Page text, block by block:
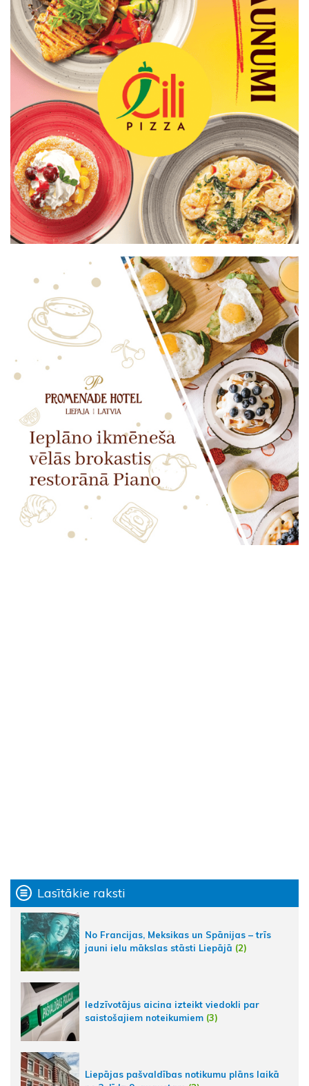
Lasītākie raksti
No Francijas, Meksikas un Spānijas – trīs
jauni ielu mākslas stāsti Liepājā (2)
Iedzīvotājus aicina izteikt viedokli par
saistošajiem noteikumiem (3)
Liepājas pašvaldības notikumu plāns laikā